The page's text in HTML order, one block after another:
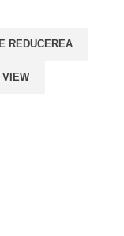
REDUCEREA
VIEW